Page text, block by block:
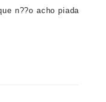
n??o acho piada